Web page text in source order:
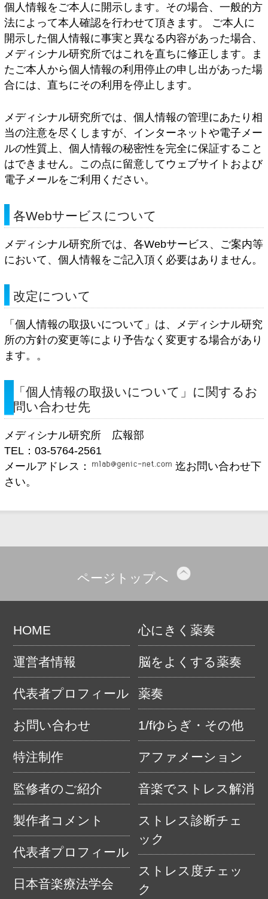
個人情報をご本人に開示します。その場合、一般的方
法によって本人確認を行わせて頂きます。 ご本人に
開示した個人情報に事実と異なる内容があった場合、
メディシナル研究所ではこれを直ちに修正します。ま
たご本人から個人情報の利用停止の申し出があった場
合には、直ちにその利用を停止します。
メディシナル研究所では、個人情報の管理にあたり相
当の注意を尽くしますが、インターネットや電子メー
ルの性質上、個人情報の秘密性を完全に保証すること
はできません。この点に留意してウェブサイトおよび
電子メールをご利用ください。
各Webサービスについて
メディシナル研究所では、各Webサービス、ご案内等
において、個人情報をご記入頂く必要はありません。
改定について
「個人情報の取扱いについて」は、メディシナル研究
所の方針の変更等により予告なく変更する場合があり
ます。。
「個人情報の取扱いについて」に関するお
問い合わせ先
メディシナル研究所 広報部
TEL：03-5764-2561
メールアドレス：
迄お問い合わせ下
さい。
ページトップへ
HOME
運営者情報
代表者プロフィール
お問い合わせ
特注制作
心にきく薬奏
脳をよくする薬奏
薬奏
1/fゆらぎ・その他
アファメーション
監修者のご紹介
製作者コメント
代表者プロフィール
日本音楽療法学会
音楽でストレス解消
ストレス診断チェ
ック
ストレス度チェッ
ク